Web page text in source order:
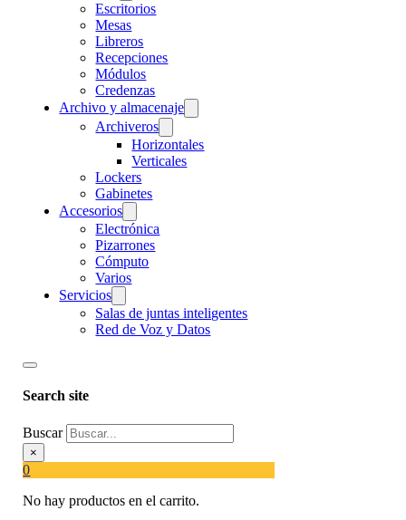
Escritorios
Mesas
Libreros
Recepciones
Módulos
Credenzas
Archivo y almacenaje
Archiveros
Horizontales
Verticales
Lockers
Gabinetes
Accesorios
Electrónica
Pizarrones
Cómputo
Varios
Servicios
Salas de juntas inteligentes
Red de Voz y Datos
Search site
Buscar
×
0
No hay productos en el carrito.